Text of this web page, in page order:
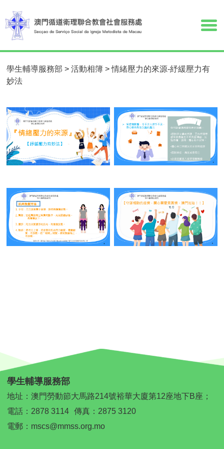
學生輔導服務部 > 活動相簿 > 情緒壓力的來源-紓緩壓力有
妙法
學生輔導服務部
地址：澳門勞動節大馬路214號裕華大廈第12座地下B座；
電話： 2878 3114 傳真：2875 3120
電郵： mscs@mmss.org.mo